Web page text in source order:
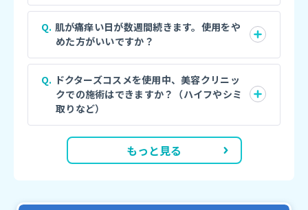
肌が痛痒い日が数週間続きます。使用をや
めた方がいいですか？
ドクターズコスメを使用中、美容クリニッ
クでの施術はできますか？（ハイフやシミ
取りなど）
もっと見る